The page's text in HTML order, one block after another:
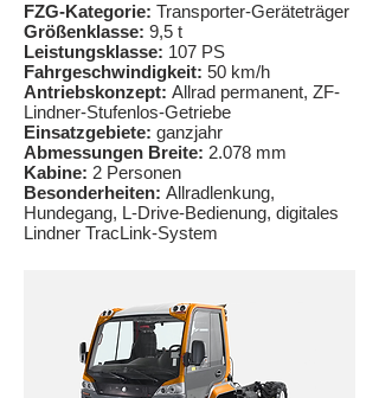
FZG-Kategorie: Transporter-Geräteträger
Größenklasse: 9,5 t
Leistungsklasse: 107 PS
Fahrgeschwindigkeit: 50 km/h
Antriebskonzept: Allrad permanent, ZF-
Lindner-Stufenlos-Getriebe
Einsatzgebiete: ganzjahr
Abmessungen Breite: 2.078 mm
Kabine: 2 Personen
Besonderheiten: Allradlenkung,
Hundegang, L-Drive-Bedienung, digitales
Lindner TracLink-System